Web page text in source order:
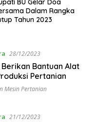
BU Gelar Doa
Dalam Rangka
Tahun 2023
28/12/2023
Berikan Bantuan Alat
Pertanian
Mesin Pertanian
21/12/2023